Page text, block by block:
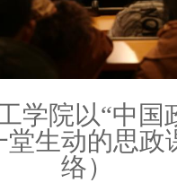
学院以“中国
生动的思政
络）